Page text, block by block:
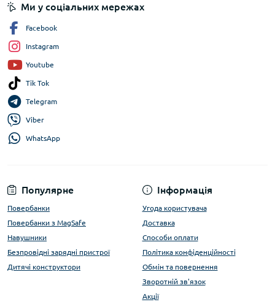
Популярне
Повербанки
Повербанки з MagSafe
Навушники
Безпровідні зарядні пристрої
Дитячі конструктори
Інформація
Угода користувача
Доставка
Способи оплати
Політика конфіденційності
Обмін та повернення
Зворотній зв'язок
Акції
Ми у соціальних мережах
Facebook
Instagram
Youtube
Tik Tok
Telegram
Viber
WhatsApp